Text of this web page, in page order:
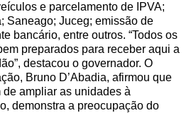
e parcelamento de IPVA;
Saneago; Juceg; emissão de
bancário, entre outros. “Todos os
preparados para receber aqui a
destacou o governador. O
Bruno D’Abadia, afirmou que
ampliar as unidades à
demonstra a preocupação do